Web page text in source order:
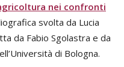
nei confronti
svolta da Lucia
da Fabio Sgolastra e da
di Bologna.